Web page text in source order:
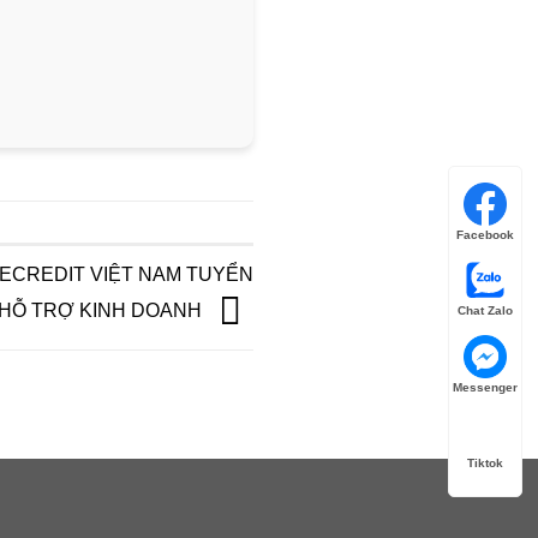
VIỆT NAM TUYỂN
TRỢ KINH DOANH
Facebook
Chat Zalo
Messenger
Tiktok